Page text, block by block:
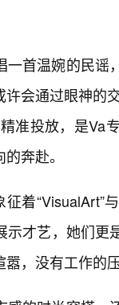
一首温婉的民谣
会通过眼神的
准投放，是Va
奔赴。
征着“VisualArt”
示才艺，她们
，没有工作的